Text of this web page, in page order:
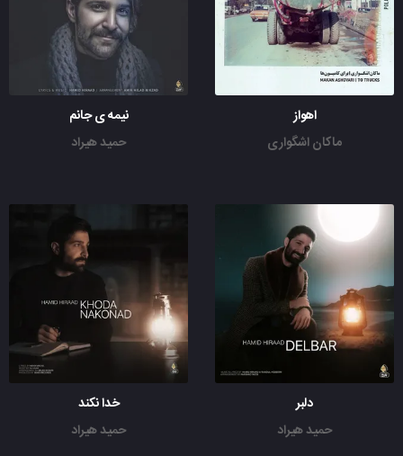
اهواز
ماکان اشگواری
نیمه ی جانم
حمید هیراد
دلبر
حمید هیراد
خدا نکند
حمید هیراد